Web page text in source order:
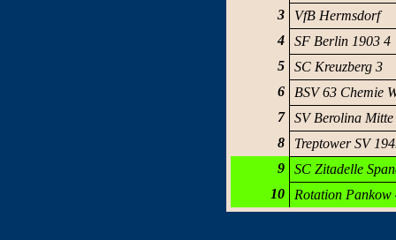
3
VfB Hermsdorf
4
SF Berlin 1903 4
5
SC Kreuzberg 3
6
BSV 63 Chemie
7
SV Berolina Mitte
8
Treptower SV
9
SC Zitadelle
10
Rotation Pankow